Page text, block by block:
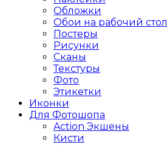
Обложки
Обои на рабочий стол
Постеры
Рисунки
Сканы
Текстуры
Фото
Этикетки
Иконки
Для Фотошопа
Action Экшены
Кисти